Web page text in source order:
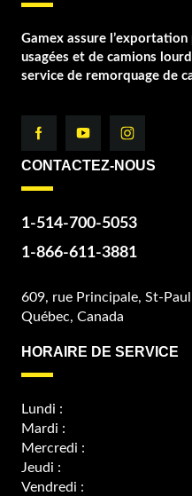
Gamex assure
usagées et de camions
service de remorquage de
CONTACTEZ-NOUS
1-514-700-5053
1-866-611-3881
609, rue Principale, St-
Québec, Canada
HORAIRE DE SERVICE
Lundi :
Mardi :
Mercredi :
Jeudi :
Vendredi :